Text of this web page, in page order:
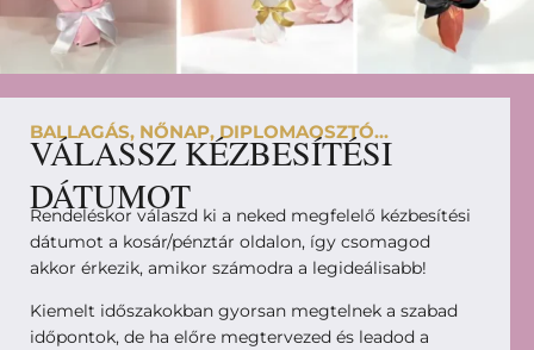
BALLAGÁS, NŐNAP, DIPLOMAOSZTÓ...
VÁLASSZ KÉZBESÍTÉSI
DÁTUMOT
Rendeléskor válaszd ki a neked megfelelő kézbesítési
dátumot a kosár/pénztár oldalon, így csomagod
akkor érkezik, amikor számodra a legideálisabb!
Kiemelt időszakokban gyorsan megtelnek a szabad
időpontok, de ha előre megtervezed és leadod a